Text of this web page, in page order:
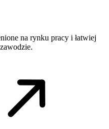
na rynku pracy i łatwiej